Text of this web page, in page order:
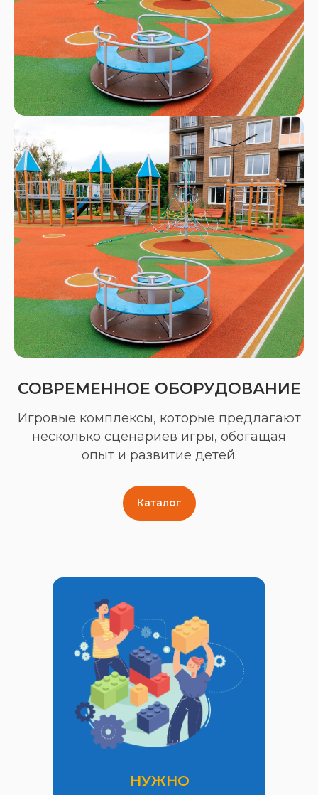
СОВРЕМЕННОЕ ОБОРУДОВАНИЕ
Игровые комплексы, которые предлагают
несколько сценариев игры, обогащая
опыт и развитие детей.
Каталог
НУЖНО